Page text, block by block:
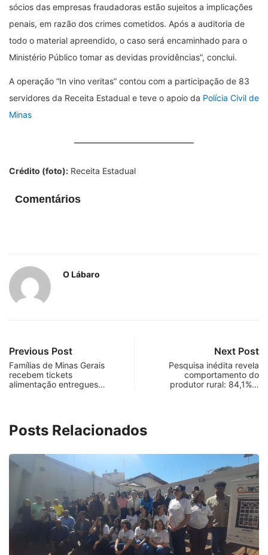
sócios das empresas fraudadoras estão sujeitos a implicações
penais, em razão dos crimes cometidos. Após a auditoria de
todo o material apreendido, o caso será encaminhado para o
Ministério Público tomar as devidas providências”, conclui.
A operação “In vino veritas” contou com a participação de 83
servidores da Receita Estadual e teve o apoio da Polícia Civil de
Minas
Crédito (foto): Receita Estadual
Comentários
O Lábaro
Previous Post
Famílias de Minas Gerais
recebem tickets
alimentação entregues…
Next Post
Pesquisa inédita revela
comportamento do
produtor rural: 84,1%…
Posts Relacionados